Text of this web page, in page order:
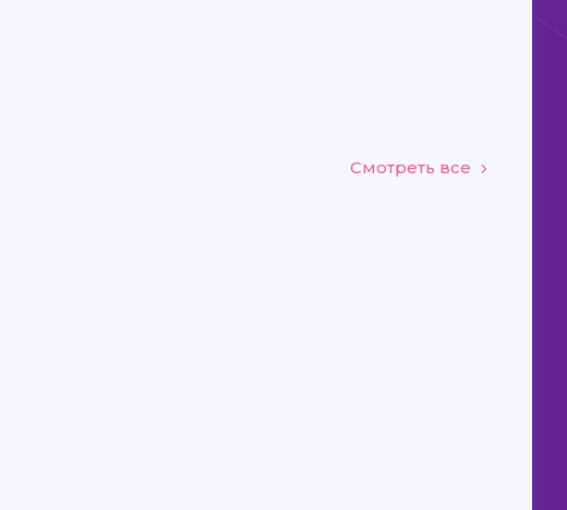
Смотреть все